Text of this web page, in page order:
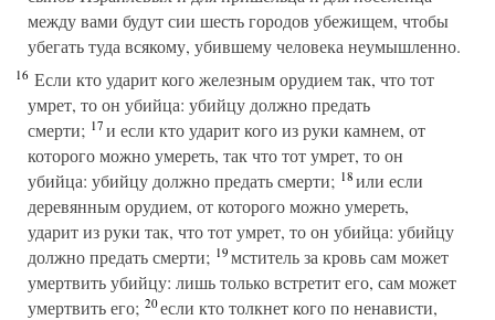
между вами будут сии шесть городов убежищем, чтобы
убегать туда всякому, убившему человека неумышленно.
16 Если кто ударит кого железным орудием так, что тот
умрет, то он убийца: убийцу должно предать
смерти; 17и если кто ударит кого из руки камнем, от
которого можно умереть, так что тот умрет, то он
убийца: убийцу должно предать смерти; 18или если
деревянным орудием, от которого можно умереть,
ударит из руки так, что тот умрет, то он убийца: убийцу
должно предать смерти; 19мститель за кровь сам может
умертвить убийцу: лишь только встретит его, сам может
умертвить его; 20если кто толкнет кого по ненависти,